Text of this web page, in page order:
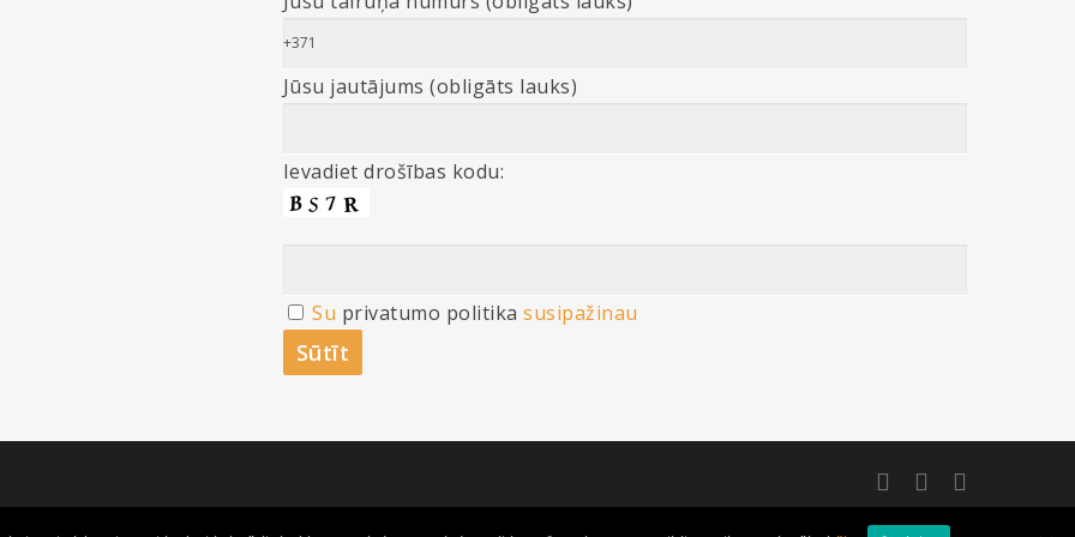
Jūsu jautājums (obligāts lauks)
Ievadiet drošības kodu:
Su privatumo politika susipažinau